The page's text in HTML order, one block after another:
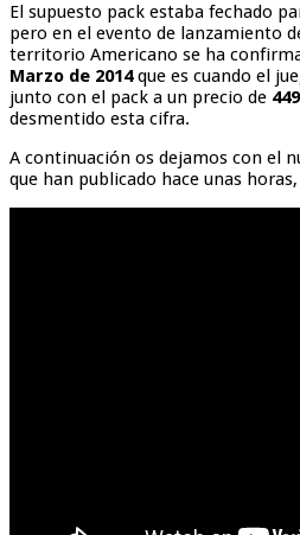
El supuesto pack estaba fechado
pero en el evento de lanzamiento
territorio Americano se ha
Marzo de 2014que es cuando el
junto con el pack a un precio de
desmentido esta cifra.
A continuación os dejamos con el
que han publicado hace unas